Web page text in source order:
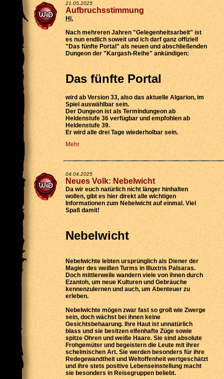
21.05.2025
Aufbruchsstimmung
Hi,
Nach mehreren Jahren "Gelegenheitsarbeit" ist
es nun endlich soweit und ich darf ganz offiziell
"Das fünfte Portal" als neuen und abschließenden
Dungeon der "Kargash-Reihe" ankündigen:
Das fünfte Portal
wirdab Version 33, also das aktuelle Algarion, im
Spiel auswählbar sein.
Der Dungeon ist alsTermindungeon ab
Heldenstufe 36 verfügbar und empfohlen ab
Heldenstufe 39.
Er wirdalle drei Tage wiederholbarsein.
Mehr
04.04.2025
Neues Volk: Nebelwicht
Da wir euch natürlich nicht länger hinhalten
wollen, gibt es hier direkt alle wichtigen
Informationen zum Nebelwicht auf einmal. Viel
Spaß damit!
Nebelwicht
Nebelwichte lebten ursprünglich als Diener der
Magier des weißen Turms in Illuxtris Palsaras.
Doch mittlerweile wandern viele von ihnen durch
Ezantoh, um neue Kulturen und Gebräuche
kennenzulernen und auch, um Abenteuer zu
erleben.
Nebelwichte mögen zwar fast so groß wie Zwerge
sein, doch wächst bei ihnen keine
Gesichtsbehaarung. Ihre Haut ist unnatürlich
blass und sie besitzen elfenhafte Züge sowie
spitze Ohren und weiße Haare. Sie sind absolute
Frohgemüter und begeistern die Leute mit ihrer
schelmischen Art. Sie werden besonders für ihre
Redegewandtheit und Weltoffenheit wertgeschätzt
und ihre stets positive Lebenseinstellung macht
sie besonders in Reisegruppen beliebt.